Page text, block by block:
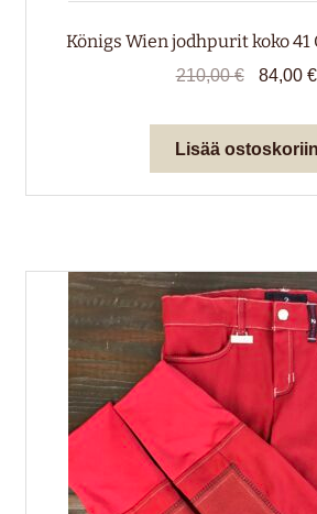
Königs Wien jodhpurit koko 41
210,00€
oli:
210,00 €.
84,00€
Lisää ostoskoriin